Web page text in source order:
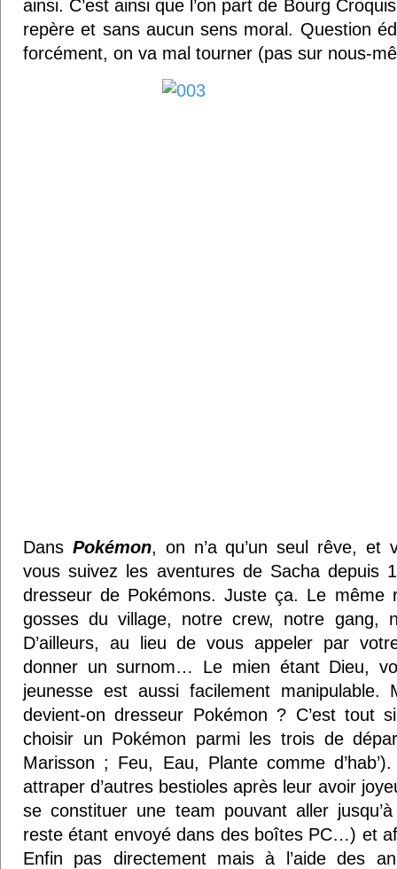
ainsi. C’est ainsi que l’on part de Bourg
repère et sans aucun sens moral. Question
forcément, on va mal tourner (pas sur nous-
Dans Pokémon, on n’a qu’un seul rêve, et
vous suivez les aventures de Sacha depuis
dresseur de Pokémons. Juste ça. Le même
gosses du village, notre crew, notre gang,
D’ailleurs, au lieu de vous appeler par
donner un surnom… Le mien étant Dieu,
jeunesse est aussi facilement
devient-on dresseur Pokémon ? C’est tout
choisir un Pokémon parmi les trois de
Marisson ; Feu, Eau, Plante comme
attraper d’autres bestioles après leur avoir
se constituer une team pouvant aller
reste étant envoyé dans des boîtes PC…) et
Enfin pas directement mais à l’aide des